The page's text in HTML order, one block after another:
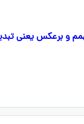
و برعکس یعنی